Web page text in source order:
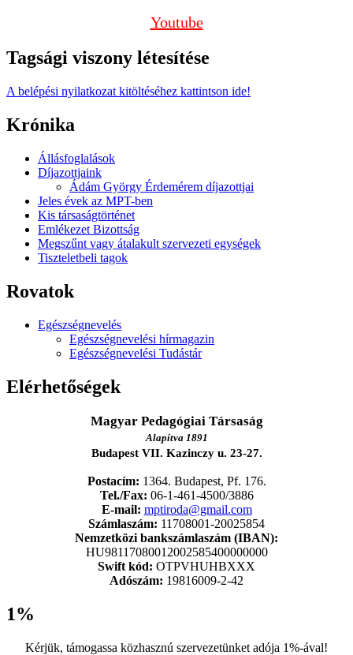
Youtube
Tagsági viszony létesítése
A belépési nyilatkozat kitöltéséhez kattintson ide!
Krónika
Állásfoglalások
Díjazottjaink
Ádám György Érdemérem díjazottjai
Jeles évek az MPT-ben
Kis társaságtörténet
Emlékezet Bizottság
Megszűnt vagy átalakult szervezeti egységek
Tiszteletbeli tagok
Rovatok
Egészségnevelés
Egészségnevelési hírmagazin
Egészségnevelési Tudástár
Elérhetőségek
Magyar Pedagógiai Társaság
Alapítva 1891
Budapest VII. Kazinczy u. 23-27.
Postacím: 1364. Budapest, Pf. 176.
Tel./Fax: 06-1-461-4500/3886
E-mail: mptiroda@gmail.com
Számlaszám: 11708001-20025854
Nemzetközi bankszámlaszám (IBAN):
HU98117080012002585400000000
Swift kód: OTPVHUHBXXX
Adószám: 19816009-2-42
1%
Kérjük, támogassa közhasznú szervezetünket adója 1%-ával!